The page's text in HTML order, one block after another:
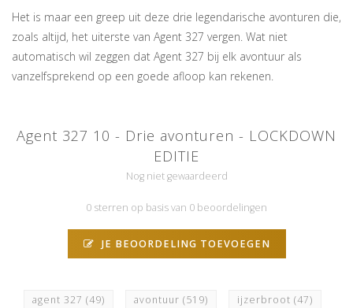
Het is maar een greep uit deze drie legendarische avonturen die,
zoals altijd, het uiterste van Agent 327 vergen. Wat niet
automatisch wil zeggen dat Agent 327 bij elk avontuur als
vanzelfsprekend op een goede afloop kan rekenen.
Agent 327 10 - Drie avonturen - LOCKDOWN
EDITIE
Nog niet gewaardeerd
0 sterren op basis van 0 beoordelingen
JE BEOORDELING TOEVOEGEN
agent 327 (49) avontuur (519) ijzerbroot (47)